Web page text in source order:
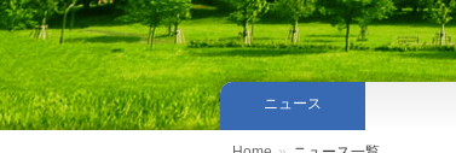
ニュース